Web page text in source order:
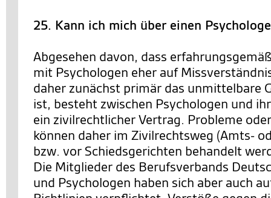
25. Kann ich mich über einen
Abgesehen davon, dass
mit Psychologen eher auf
daher zunächst primär das unmittelbare
ist, besteht zwischen Psychologen und
ein zivilrechtlicher Vertrag. Probleme
können daher im Zivilrechtsweg (Amts-
bzw. vor Schiedsgerichten behandelt
Die Mitglieder des Berufsverbands
und Psychologen haben sich aber auch